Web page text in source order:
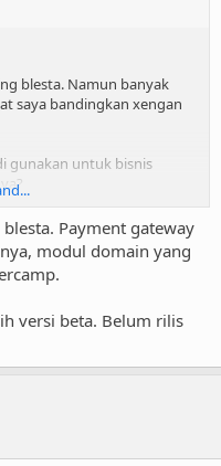
blesta. Namun banyak
saya bandingkan xengan
gunakan untuk bisnis
lah berbagi.Payment gateway
modul domain yang
versi beta. Belum rilis